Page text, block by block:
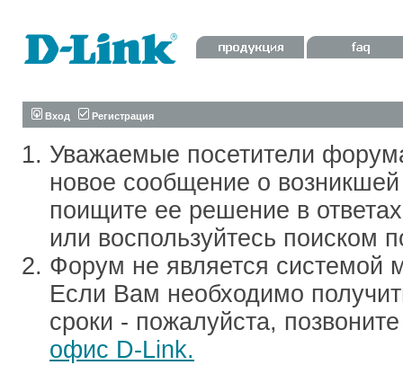
Вход Регистрация
Уважаемые посетители
новое сообщение о
поищите ее решение в
или воспользуйтесь поиском
Форум не является системой
Если Вам необходимо
сроки - пожалуйста,
офис D-Link.